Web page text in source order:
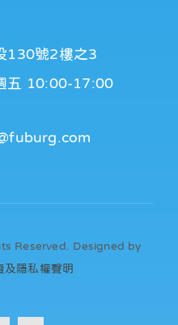
130號2樓之3
五 10:00-17:00
Reserved. Designed by
及隱私權聲明